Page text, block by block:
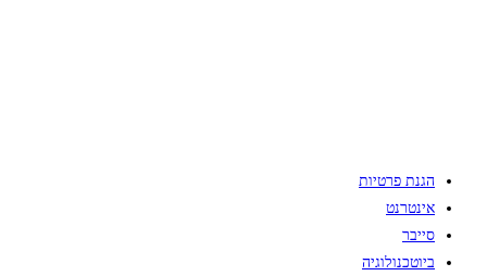
הגנת פרטיות
אינטרנט
סייבר
ביוטכנולוגיה